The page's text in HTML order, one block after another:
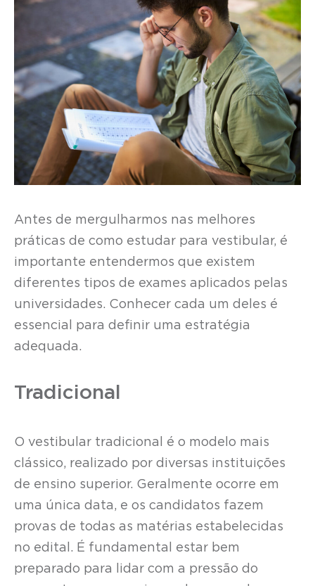
Antes de mergulharmos nas melhores
práticas de como estudar para vestibular, é
importante entendermos que existem
diferentes tipos de exames aplicados pelas
universidades. Conhecer cada um deles é
essencial para definir uma estratégia
adequada.
Tradicional
O vestibular tradicional é o modelo mais
clássico, realizado por diversas instituições
de ensino superior. Geralmente ocorre em
uma única data, e os candidatos fazem
provas de todas as matérias estabelecidas
no edital. É fundamental estar bem
preparado para lidar com a pressão do